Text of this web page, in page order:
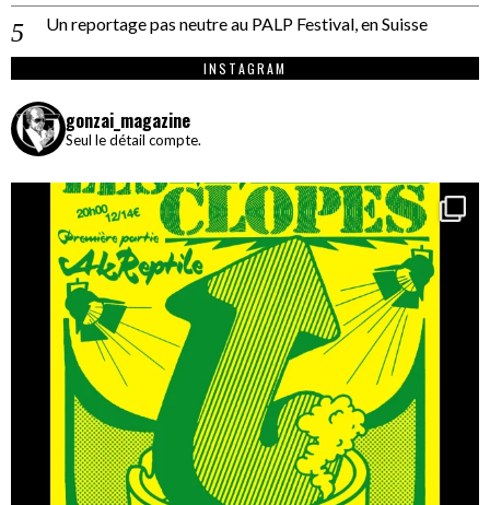
Un reportage pas neutre au PALP Festival, en Suisse
INSTAGRAM
gonzai_magazine
Seul le détail compte.